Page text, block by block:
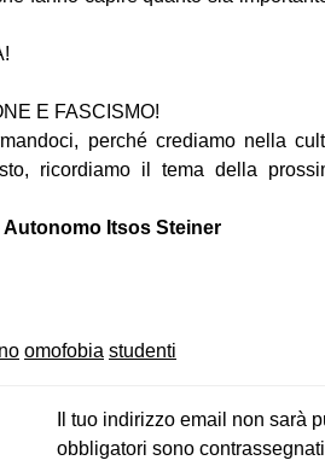
E FASCISMO!
perché crediamo nella
ricordiamo il tema della
Itsos Steiner
omofobia studenti
Il tuo indirizzo email non sarà
obbligatori sono contrassegnati